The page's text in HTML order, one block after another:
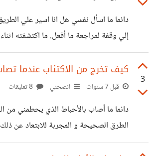
دائما ما اسأل نفسي هل انا اسير علي
إلي وقفة لمراجعة ما أفعل. ما اكتشفته
بمجرد توقفك عن التعلم و اكتساب
شهادة وفاتك. اريد أن اعرف هل أنتم راضون
تشعرون أن ما انجزتموه ليس بالأمر الكبير؟
3
كيف تخرج من الاكتئاب عندما
قبل 7 سنوات انصحني
دائما ما أصاب بالأحباط الذي يحطمني من
الطرق الصحيحة و المجربة للابتعاد عن
يأكلني كما تأكل النار الحطب. هل يمكن أن